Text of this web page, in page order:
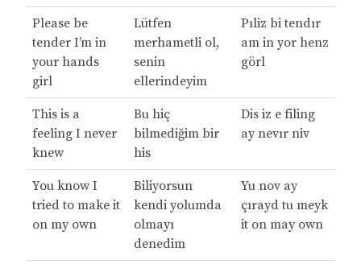
Please be
tender I’m in
your hands
girl
Lütfen
merhametli ol,
senin
ellerindeyim
Pıliz bi tendır
am in yor henz
görl
This is a
feeling I never
knew
Bu hiç
bilmediğim bir
his
Dis iz e filing
ay nevır niv
You know I
tried to make it
on my own
Biliyorsun
kendi yolumda
olmayı
denedim
Yu nov ay
çırayd tu meyk
it on may own